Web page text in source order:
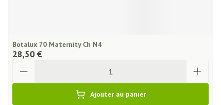
Botalux 70 Maternity Ch N4
28,50 €
Ajouter au panier